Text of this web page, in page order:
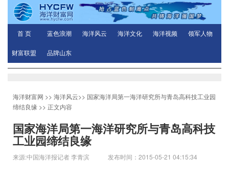
首 页 蓝色浪潮 海洋风云 海洋文化 海洋视频 领军人物
财富联盟 品牌山东
海洋财富网 >> 海洋风云>> 国家海洋局第一海洋研究所与青岛高科技工业园
缔结良缘 >> 正文内容
国家海洋局第一海洋研究所与青岛高科技
工业园缔结良缘
来源:中国海洋报记者 李青滨 发布时间：2015-05-21 04:15:34